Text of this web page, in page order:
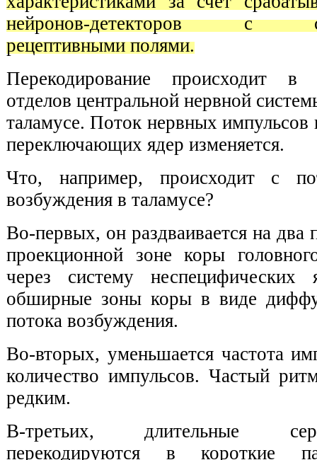
нейронов-детекторов с
рецептивными полями.
Перекодирование происходит в
отделов центральной нервной
таламусе. Поток нервных импульсов
переключающих ядер изменяется.
Что, например, происходит с
возбуждения в таламусе?
Во-первых, он раздваивается на два
проекционной зоне коры
через систему неспецифических
обширные зоны коры в виде
потока возбуждения.
Во-вторых, уменьшается частота
количество импульсов. Частый
редким.
В-третьих, длительные
перекодируются в короткие